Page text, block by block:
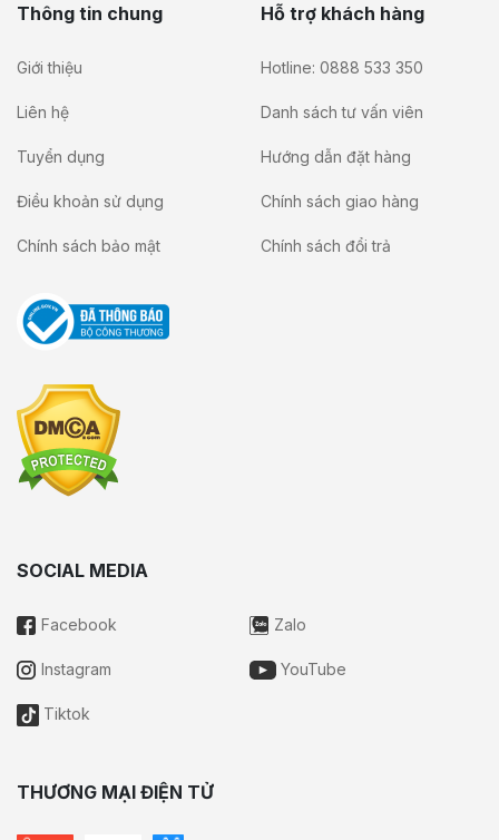
Thông tin chung
Giới thiệu
Liên hệ
Tuyển dụng
Điều khoản sử dụng
Chính sách bảo mật
Hỗ trợ khách hàng
Hotline: 0888 533 350
Danh sách tư vấn viên
Hướng dẫn đặt hàng
Chính sách giao hàng
Chính sách đổi trả
SOCIAL MEDIA
Facebook Zalo
Instagram YouTube
Tiktok
THƯƠNG MẠI ĐIỆN TỬ